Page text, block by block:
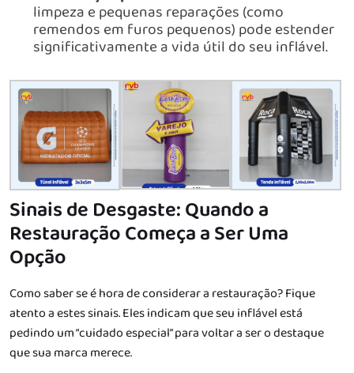
limpeza e pequenas reparações (como
remendos em furos pequenos) pode estender
significativamente a vida útil do seu inflável.
Sinais de Desgaste: Quando a
Restauração Começa a Ser Uma
Opção
Como saber se é hora de considerar a restauração? Fique
atento a estes sinais. Eles indicam que seu inflável está
pedindo um “cuidado especial” para voltar a ser o destaque
que sua marca merece.